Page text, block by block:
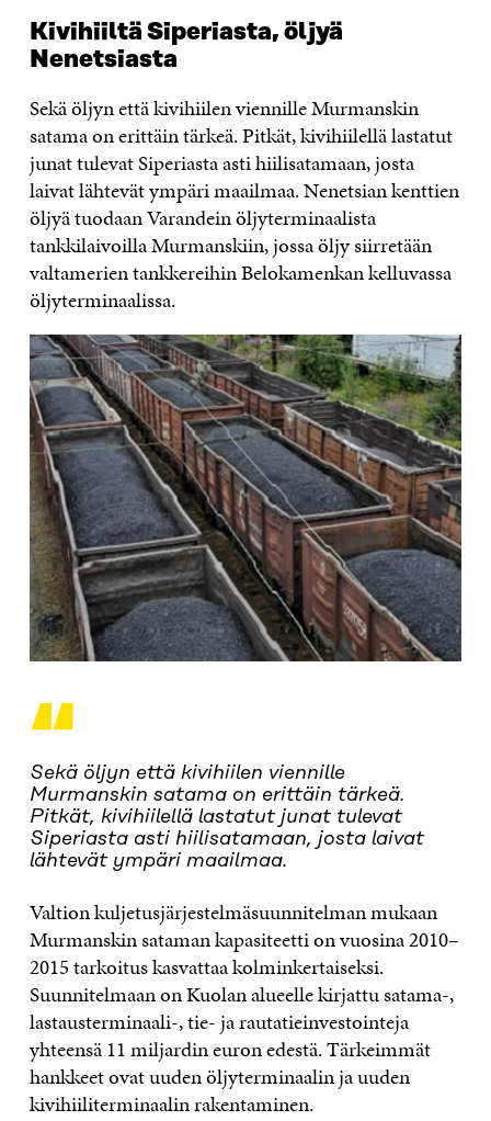
Kivihiiltä Siperiasta, öljyä
Nenetsiasta
Sekä öljyn että kivihiilen viennille Murmanskin
satama on erittäin tärkeä. Pitkät, kivihiilellä lastatut
junat tulevat Siperiasta asti hiilisatamaan, josta
laivat lähtevät ympäri maailmaa. Nenetsian kenttien
öljyä tuodaan Varandein öljyterminaalista
tankkilaivoilla Murmanskiin, jossa öljy siirretään
valtamerien tankkereihin Belokamenkan kelluvassa
öljyterminaalissa.
“
Sekä öljyn että kivihiilen viennille
Murmanskin satama on erittäin tärkeä.
Pitkät, kivihiilellä lastatut junat tulevat
Siperiasta asti hiilisatamaan, josta laivat
lähtevät ympäri maailmaa.
Valtion kuljetusjärjestelmäsuunnitelman mukaan
Murmanskin sataman kapasiteetti on vuosina 2010–
2015 tarkoitus kasvattaa kolminkertaiseksi.
Suunnitelmaan on Kuolan alueelle kirjattu satama-,
lastausterminaali-, tie- ja rautatieinvestointeja
yhteensä 11 miljardin euron edestä. Tärkeimmät
hankkeet ovat uuden öljyterminaalin ja uuden
kivihiiliterminaalin rakentaminen.